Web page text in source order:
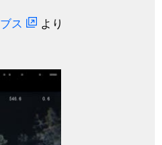
ス より